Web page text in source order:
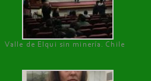
Valle de Elqui sin minería. Chile